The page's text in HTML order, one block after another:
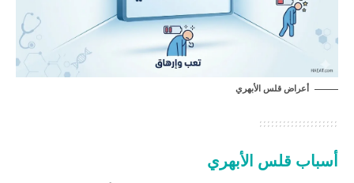
أعراض قلس الأبهري
أسباب قلس الأبهري